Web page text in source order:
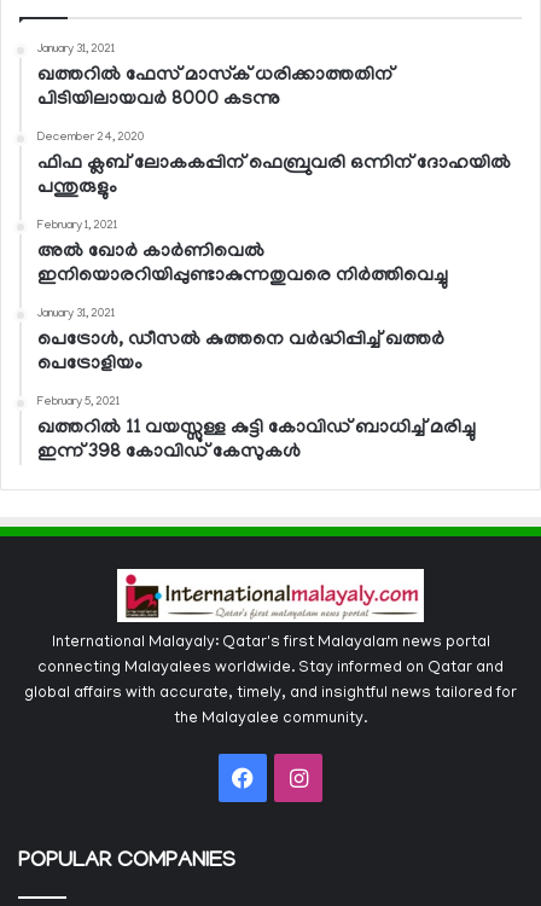
January 31, 2021
ഖത്തറില്‍ ഫേസ് മാസ്‌ക് ധരിക്കാത്തതിന്
പിടിയിലായവര്‍ 8000 കടന്നു
December 24, 2020
ഫിഫ ക്ലബ് ലോകകപ്പിന് ഫെബ്രുവരി ഒന്നിന് ദോഹയില്‍
പന്തുരുളും
February 1, 2021
അല്‍ ഖോര്‍ കാര്‍ണിവെല്‍
ഇനിയൊരറിയിപ്പുണ്ടാകുന്നതുവരെ നിര്‍ത്തിവെച്ചു
January 31, 2021
പെട്രോള്‍, ഡീസല്‍ കുത്തനെ വര്‍ദ്ധിപ്പിച്ച് ഖത്തര്‍
പെട്രോളിയം
February 5, 2021
ഖത്തറില്‍ 11 വയസ്സുള്ള കുട്ടി കോവിഡ് ബാധിച്ച് മരിച്ചു
ഇന്ന് 398 കോവിഡ് കേസുകള്‍
International Malayaly: Qatar's first Malayalam news portal
connecting Malayalees worldwide. Stay informed on Qatar and
global affairs with accurate, timely, and insightful news tailored for
the Malayalee community.
FacebookInstagram
POPULAR COMPANIES